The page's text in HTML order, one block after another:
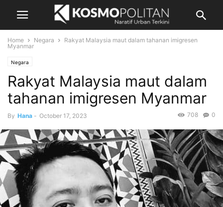
Home Negara
Rakyat Malaysia maut dalam tahanan imigresen
Myanmar
Negara
Rakyat Malaysia maut dalam
tahanan imigresen Myanmar
By Hana - October 17, 2023 0
708